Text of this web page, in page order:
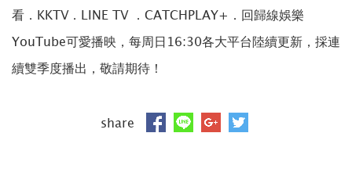
看．KKTV．LINE TV ．CATCHPLAY+．回歸線娛樂
YouTube可愛播映，每周日16:30各大平台陸續更新，採連
續雙季度播出，敬請期待！
share